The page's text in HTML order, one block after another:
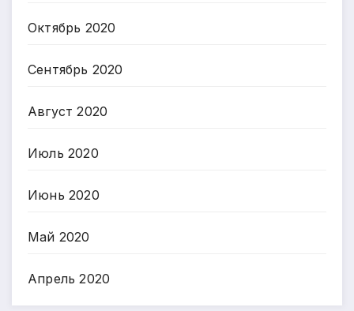
Октябрь 2020
Сентябрь 2020
Август 2020
Июль 2020
Июнь 2020
Май 2020
Апрель 2020